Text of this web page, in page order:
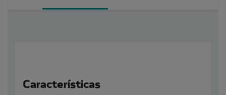
Características